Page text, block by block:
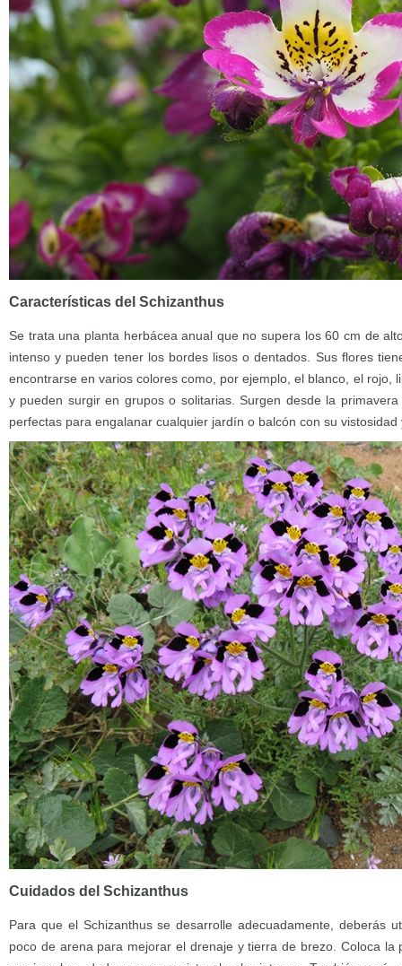
Características del Schizanthus
Se trata una planta herbácea anual que no supera los 60 cm de
intenso y pueden tener los bordes lisos o dentados. Sus flores
encontrarse en varios colores como, por ejemplo, el blanco, el rojo,
y pueden surgir en grupos o solitarias. Surgen desde la
perfectas para engalanar cualquier jardín o balcón con su
Cuidados del Schizanthus
Para que el Schizanthus se desarrolle adecuadamente, deberás
poco de arena para mejorar el drenaje y tierra de brezo. Coloca